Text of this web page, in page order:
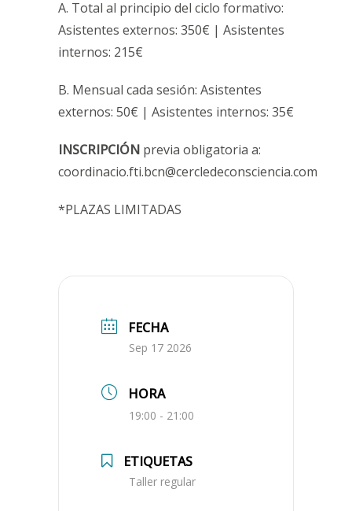
A. Total al principio del ciclo formativo:
Asistentes externos: 350€ | Asistentes
internos: 215€
B. Mensual cada sesión: Asistentes
externos: 50€ | Asistentes internos: 35€
INSCRIPCIÓN previa obligatoria a:
coordinacio.fti.bcn@cercledeconsciencia.com
*PLAZAS LIMITADAS
FECHA
Sep 17 2026
HORA
19:00 - 21:00
ETIQUETAS
Taller regular